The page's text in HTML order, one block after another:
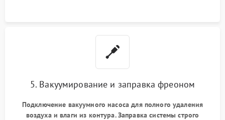
5. Вакуумирование и заправка фреоном
Подключение вакуумного насоса для полного удаления
воздуха и влаги из контура. Заправка системы строго